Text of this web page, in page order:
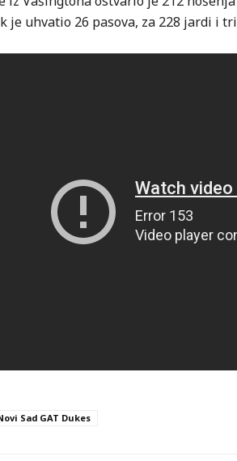
je uhvatio 26 pasova, za 228 jardi i
Sad GAT Dukes